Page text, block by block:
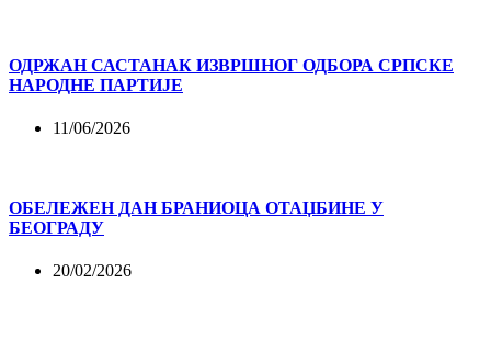
ОДРЖАН САСТАНАК ИЗВРШНОГ ОДБОРА СРПСКЕ
НАРОДНЕ ПАРТИЈЕ
11/06/2026
ОБЕЛЕЖЕН ДАН БРАНИОЦА ОТАЏБИНЕ У
БЕОГРАДУ
20/02/2026